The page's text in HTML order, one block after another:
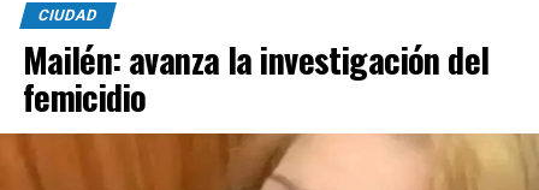
CIUDAD
Mailén: avanza la investigación del
femicidio